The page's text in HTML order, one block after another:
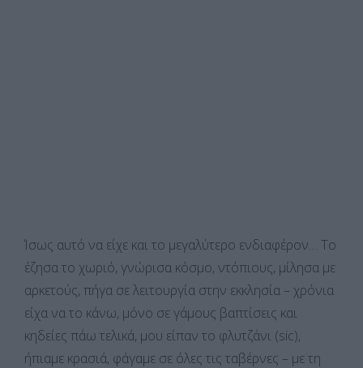
Ίσως αυτό να είχε και το μεγαλύτερο ενδιαφέρον… Το
έζησα το χωριό, γνώρισα κόσμο, ντόπιους, μίλησα με
αρκετούς, πήγα σε λειτουργία στην εκκλησία – χρόνια
είχα να το κάνω, μόνο σε γάμους βαπτίσεις και
κηδείες πάω τελικά, μου είπαν το φλυτζάνι (sic),
ήπιαμε κρασιά, φάγαμε σε όλες τις ταβέρνες – με τη